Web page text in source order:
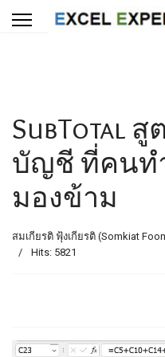
SubTotal
บัญชี ที่คนท
มองข้าม
สมเกียรติ ฟุ้งเกียรติ (Somkiat
Hits: 5821